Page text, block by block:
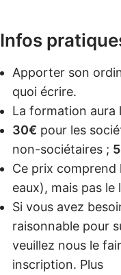
Infos
Apporter son
quoi écrire.
La formation aura
30€ pour les
non-sociétaires ;
Ce prix comprend
eaux), mais pas le
Si vous avez
raisonnable pour
veuillez nous le
inscription. Plus